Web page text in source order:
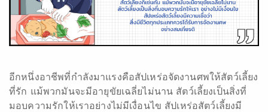
อีกหนึ่งอาชีพที่กำลังมาแรงคือสัปเหร่อจัดงานศพให้สัตว์เลี้ยง
ที่รัก แม้พวกมันจะมีอายุขัยเฉลี่ยไม่นาน สัตว์เลี้ยงเป็นสิ่งที่
มอบความรักให้เราอย่างไม่มีเงื่อนไข สัปเหร่อสัตว์เลี้ยงมี